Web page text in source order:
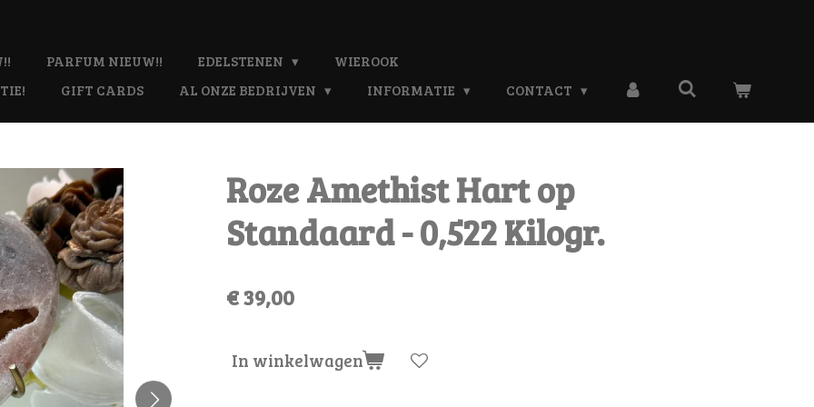
PARFUM NIEUW!! EDELSTENEN
WIEROOK
GIFT CARDS AL ONZE BEDRIJVEN INFORMATIE CONTACT
Roze Amethist Hart op
Standaard - 0,522 Kilogr.
€ 39,00
In winkelwagen